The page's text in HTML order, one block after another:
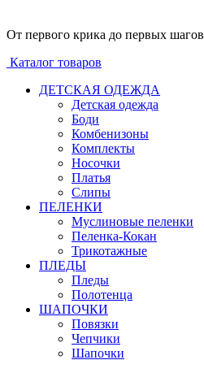
От первого крика до первых шагов
Каталог товаров
ДЕТСКАЯ ОДЕЖДА
Детская одежда
Боди
Комбенизоны
Комплекты
Носочки
Платья
Слипы
ПЕЛЕНКИ
Муслиновые пеленки
Пеленка-Кокан
Трикотажные
ПЛЕДЫ
Пледы
Полотенца
ШАПОЧКИ
Повязки
Чепчики
Шапочки